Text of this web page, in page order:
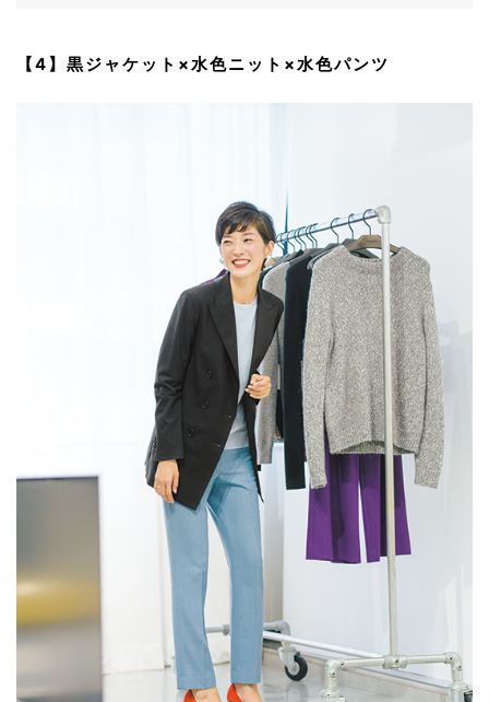
【4】黒ジャケット×水色ニット×水色パンツ